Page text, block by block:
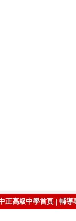
正高級中學首頁 | 輔導